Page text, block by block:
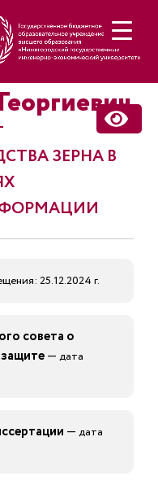
ЗЕРНА В
25.12.2024 г.
совета о
— дата
— дата